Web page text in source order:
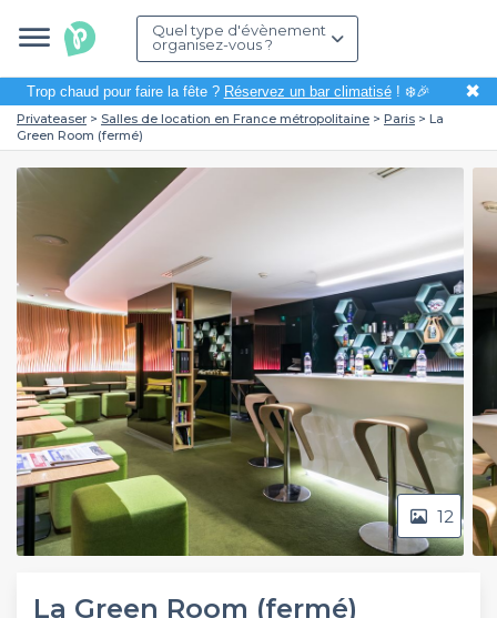
Quel type d'évènement
organisez-vous ?
Trop chaud pour faire la fête ? Réservez un bar climatisé! ❄️🎉 ✖
Privateaser Salles de location en France métropolitaine Paris
La
Green Room (fermé)
12
La Green Room (fermé)